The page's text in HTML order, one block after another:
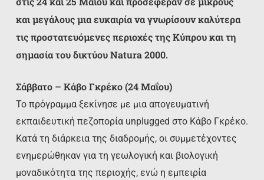
και μεγάλους μια ευκαιρία να γνωρίσουν καλύτερα
τις προστατευόμενες περιοχές της Κύπρου και τη
σημασία του δικτύου Natura 2000.
Σάββατο – Κάβο Γκρέκο (24 Μαΐου)
Το πρόγραμμα ξεκίνησε με μια απογευματινή
εκπαιδευτική πεζοπορία unplugged στο Κάβο Γκρέκο.
Κατά τη διάρκεια της διαδρομής, οι συμμετέχοντες
ενημερώθηκαν για τη γεωλογική και βιολογική
μοναδικότητα της περιοχής, ενώ η εμπειρία